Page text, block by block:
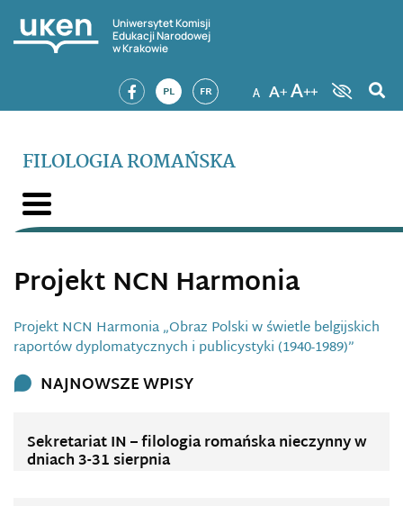
Uniwersytet Komisji
Edukacji Narodowej
w Krakowie
PL FR
FILOLOGIA ROMAŃSKA
Projekt NCN Harmonia
Projekt NCN Harmonia „Obraz Polski w świetle belgijskich
raportów dyplomatycznych i publicystyki (1940-1989)”
NAJNOWSZE WPISY
Sekretariat IN – filologia romańska nieczynny w
dniach 3-31 sierpnia